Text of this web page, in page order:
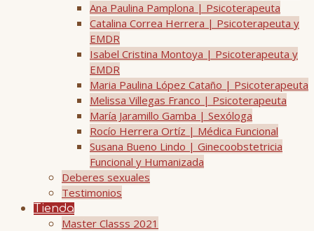
Ana Paulina Pamplona | Psicoterapeuta
Catalina Correa Herrera | Psicoterapeuta y
EMDR
Isabel Cristina Montoya | Psicoterapeuta y
EMDR
Maria Paulina López Cataño | Psicoterapeuta
Melissa Villegas Franco | Psicoterapeuta
María Jaramillo Gamba | Sexóloga
Rocío Herrera Ortíz | Médica Funcional
Susana Bueno Lindo | Ginecoobstetricia
Funcional y Humanizada
Deberes sexuales
Testimonios
Tienda
Master Classs 2021